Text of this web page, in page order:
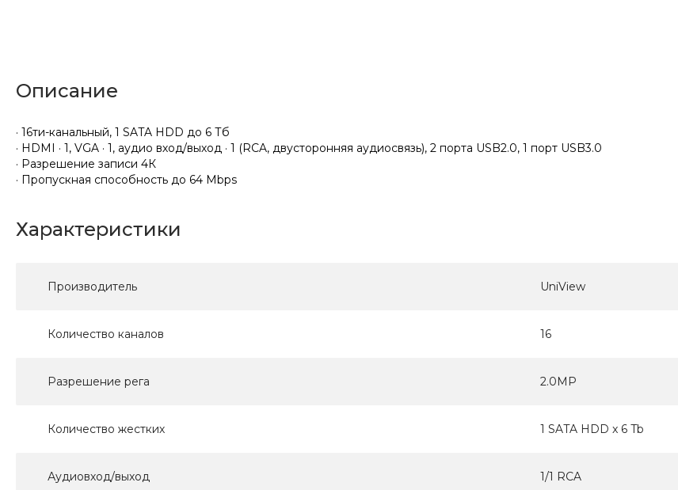
Описание
· 16ти-канальный, 1 SATA HDD до 6 Тб
· HDMI · 1, VGA · 1, аудио вход/выход · 1 (RCA, двусторонняя аудиосвязь), 2 порта USB2.0, 1 порт USB3.0
· Разрешение записи 4К
· Пропускная способность до 64 Mbps
Характеристики
Производитель UniView
Количество каналов 16
Разрешение рега 2.0MP
Количество жестких 1 SATA HDD x 6 Tb
Аудиовход/выход 1/1 RCA